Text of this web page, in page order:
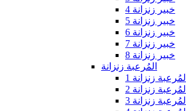
خبير زنزانة 4
خبير زنزانة 5
خبير زنزانة 6
خبير زنزانة 7
خبير زنزانة 8
المُرعبة زنزانة
المُرعبة زنزانة 1
المُرعبة زنزانة 2
المُرعبة زنزانة 3